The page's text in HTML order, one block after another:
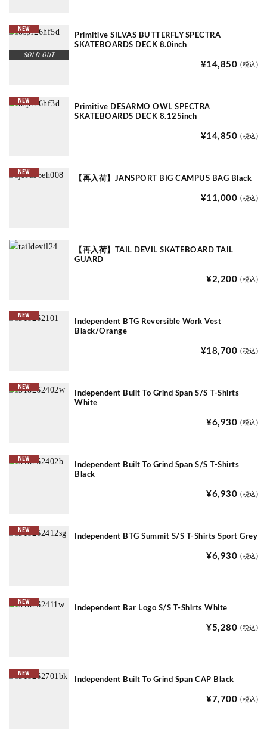
NEW
SOLD OUT
Primitive SILVAS BUTTERFLY SPECTRA
SKATEBOARDS DECK 8.0inch
¥14,850 (税込)
NEW
Primitive DESARMO OWL SPECTRA
SKATEBOARDS DECK 8.125inch
¥14,850 (税込)
NEW
【再入荷】JANSPORT BIG CAMPUS BAG Black
¥11,000 (税込)
【再入荷】TAIL DEVIL SKATEBOARD TAIL
GUARD
¥2,200 (税込)
NEW
Independent BTG Reversible Work Vest
Black/Orange
¥18,700 (税込)
NEW
Independent Built To Grind Span S/S T-Shirts
White
¥6,930 (税込)
NEW
Independent Built To Grind Span S/S T-Shirts
Black
¥6,930 (税込)
NEW
Independent BTG Summit S/S T-Shirts Sport Grey
¥6,930 (税込)
NEW
Independent Bar Logo S/S T-Shirts White
¥5,280 (税込)
NEW
Independent Built To Grind Span CAP Black
¥7,700 (税込)